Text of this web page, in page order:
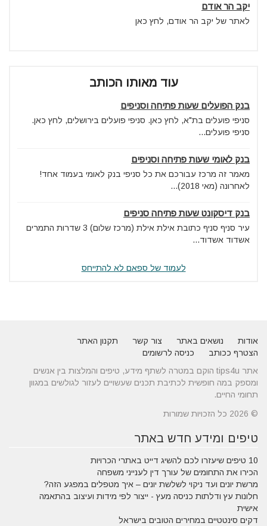
יקב הר אודם
לאתר של יקב הר אודם, לחץ כאן
עוד מאותו הכותב
בנק הפועלים שעות פתיחה וסניפים
סניפי פועלים בת"א, לחץ כאן. סניפי פועלים בירושלים, לחץ כאן.
סניפי פועלים...
בנק לאומי שעות פתיחה וסניפים
מאמר זה מרכז עבורכם את כל סניפי בנק לאומי בעמוד אחד!
לאחרונה (מאי 2018)...
בנק דיסקונט שעות פתיחה סניפים
עיר סניף סניף כתובת אילת אילת (מרכז שלום) 3 שדרות התמרים
אשדוד אשדוד...
לעמוד של ספאם לא להתייחס
אודות נושאים באתר צור קשר
תקנון האתר
הצטרף ככותב
כניסה לרשומים
אתר tips4u הוקם במטרה לשתף מידע, טיפים והמלצות בין אנשים
ומספק במה חופשית לכתיבת תכנים שעשויים לעזור לגולשים במגוון
תחומי החיים.
© 2026 כל הזכויות שמורות
טיפים ומידע חדש באתר
10 טיפים שיעזרו לכם להשיג דייט באתרי הכרויות
הכירו את התחומים של עורך דין לענייני משפחה
מרשת יונים ועד ניקוי לשלשת יונים – איך מטפלים במפגע הזה?
חלונות עץ ודלתות כניסה מעץ - ייצור לפי מידות ועיצוב בהתאמה
אישית
דקים סינטטיים במחירים הטובים בישראל